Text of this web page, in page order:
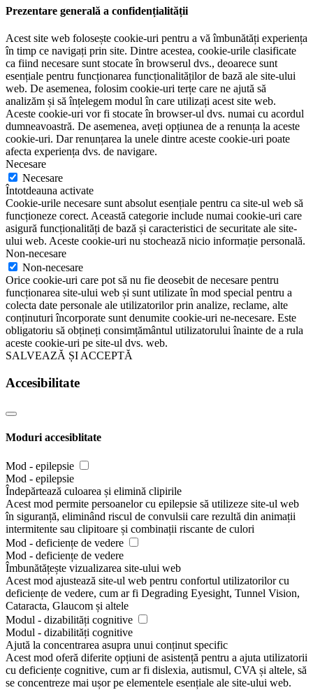
Prezentare generală a confidențialității
Acest site web folosește cookie-uri pentru a vă îmbunătăți experiența
în timp ce navigați prin site. Dintre acestea, cookie-urile clasificate
ca fiind necesare sunt stocate în browserul dvs., deoarece sunt
esențiale pentru funcționarea funcționalităților de bază ale site-ului
web. De asemenea, folosim cookie-uri terțe care ne ajută să
analizăm și să înțelegem modul în care utilizați acest site web.
Aceste cookie-uri vor fi stocate în browser-ul dvs. numai cu acordul
dumneavoastră. De asemenea, aveți opțiunea de a renunța la aceste
cookie-uri. Dar renunțarea la unele dintre aceste cookie-uri poate
afecta experiența dvs. de navigare.
Necesare
Necesare
Întotdeauna activate
Cookie-urile necesare sunt absolut esențiale pentru ca site-ul web să
funcționeze corect. Această categorie include numai cookie-uri care
asigură funcționalități de bază și caracteristici de securitate ale site-
ului web. Aceste cookie-uri nu stochează nicio informație personală.
Non-necesare
Non-necesare
Orice cookie-uri care pot să nu fie deosebit de necesare pentru
funcționarea site-ului web și sunt utilizate în mod special pentru a
colecta date personale ale utilizatorilor prin analize, reclame, alte
conținuturi încorporate sunt denumite cookie-uri ne-necesare. Este
obligatoriu să obțineți consimțământul utilizatorului înainte de a rula
aceste cookie-uri pe site-ul dvs. web.
SALVEAZĂ ȘI ACCEPTĂ
Accesibilitate
Moduri accesiblitate
Mod - epilepsie
Mod - epilepsie
Îndepărtează culoarea și elimină clipirile
Acest mod permite persoanelor cu epilepsie să utilizeze site-ul web
în siguranță, eliminând riscul de convulsii care rezultă din animații
intermitente sau clipitoare și combinații riscante de culori
Mod - deficiențe de vedere
Mod - deficiențe de vedere
Îmbunătățește vizualizarea site-ului web
Acest mod ajustează site-ul web pentru confortul utilizatorilor cu
deficiențe de vedere, cum ar fi Degrading Eyesight, Tunnel Vision,
Cataracta, Glaucom și altele
Modul - dizabilități cognitive
Modul - dizabilități cognitive
Ajută la concentrarea asupra unui conținut specific
Acest mod oferă diferite opțiuni de asistență pentru a ajuta utilizatorii
cu deficiențe cognitive, cum ar fi dislexia, autismul, CVA și altele, să
se concentreze mai ușor pe elementele esențiale ale site-ului web.